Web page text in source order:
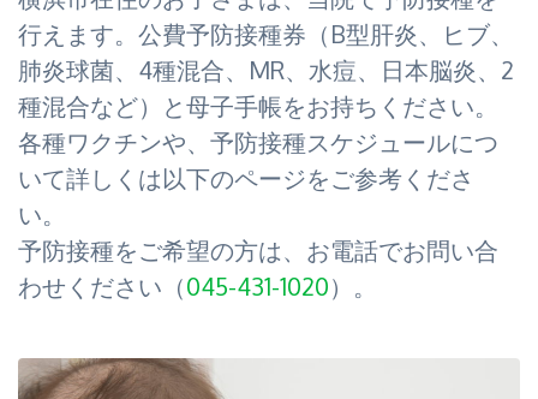
行えます。公費予防接種券（B型肝炎、ヒブ、
肺炎球菌、4種混合、MR、水痘、日本脳炎、2
種混合など）と母子手帳をお持ちください。
各種ワクチンや、予防接種スケジュールにつ
いて詳しくは以下のページをご参考くださ
い。
予防接種をご希望の方は、お電話でお問い合
わせください（045-431-1020）。